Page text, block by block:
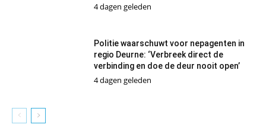
4 dagen geleden
Politie waarschuwt voor nepagenten in
regio Deurne: ‘Verbreek direct de
verbinding en doe de deur nooit open’
4 dagen geleden